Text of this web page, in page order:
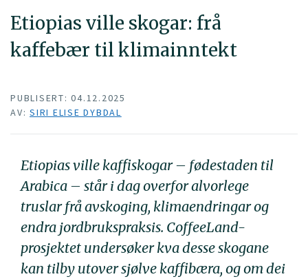
Etiopias ville skogar: frå
kaffebær til klimainntekt
PUBLISERT: 04.12.2025
AV: SIRI ELISE DYBDAL
Etiopias ville kaffiskogar – fødestaden til
Arabica – står i dag overfor alvorlege
truslar frå avskoging, klimaendringar og
endra jordbrukspraksis. CoffeeLand-
prosjektet undersøker kva desse skogane
kan tilby utover sjølve kaffibæra, og om dei